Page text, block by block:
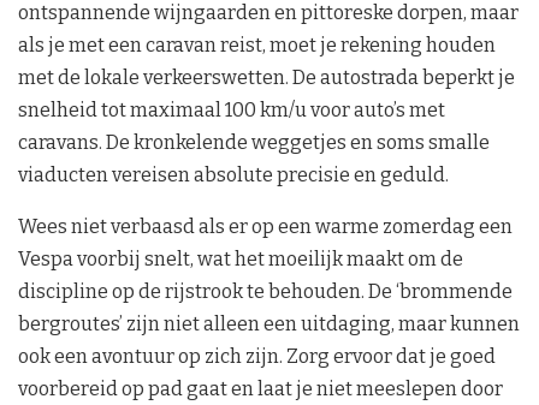
ontspannende wijngaarden en pittoreske dorpen, maar
als je met een caravan reist, moet je rekening houden
met de lokale verkeerswetten. De autostrada beperkt je
snelheid tot maximaal 100 km/u voor auto’s met
caravans. De kronkelende weggetjes en soms smalle
viaducten vereisen absolute precisie en geduld.
Wees niet verbaasd als er op een warme zomerdag een
Vespa voorbij snelt, wat het moeilijk maakt om de
discipline op de rijstrook te behouden. De ‘brommende
bergroutes’ zijn niet alleen een uitdaging, maar kunnen
ook een avontuur op zich zijn. Zorg ervoor dat je goed
voorbereid op pad gaat en laat je niet meeslepen door